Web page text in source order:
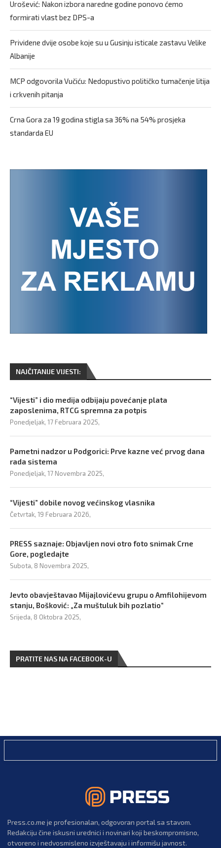
Urošević: Nakon izbora naredne godine ponovo ćemo
formirati vlast bez DPS-a
Prividene dvije osobe koje su u Gusinju isticale zastavu Velike
Albanije
MCP odgovorila Vučiću: Nedopustivo političko tumačenje litija
i crkvenih pitanja
Crna Gora za 19 godina stigla sa 36% na 54% prosjeka
standarda EU
NAJČITANIJE VIJESTI:
“Vijesti” i dio medija odbijaju povećanje plata
zaposlenima, RTCG spremna za potpis
Ponedjeljak, 17 Februara 2025,
Pametni nadzor u Podgorici: Prve kazne već prvog dana
rada sistema
Ponedjeljak, 17 Novembra 2025,
“Vijesti” dobile novog većinskog vlasnika
Četvrtak, 19 Februara 2026,
PRESS saznaje: Objavljen novi otro foto snimak Crne
Gore, pogledajte
Subota, 8 Novembra 2025,
Jevto obavještavao Mijajlovićevu grupu o Amfilohijevom
stanju, Bošković: „Za muštuluk bih pozlatio“
Srijeda, 8 Oktobra 2025,
PRATITE NAS NA FACEBOOK-U
Press.co.me je profesionalan, odgovoran portal sa stavom.
Redakciju čine iskusni urednici i novinari koji beskompromisno,
otvoreno i nedvosmisleno izvještavaju i informišu javnost.